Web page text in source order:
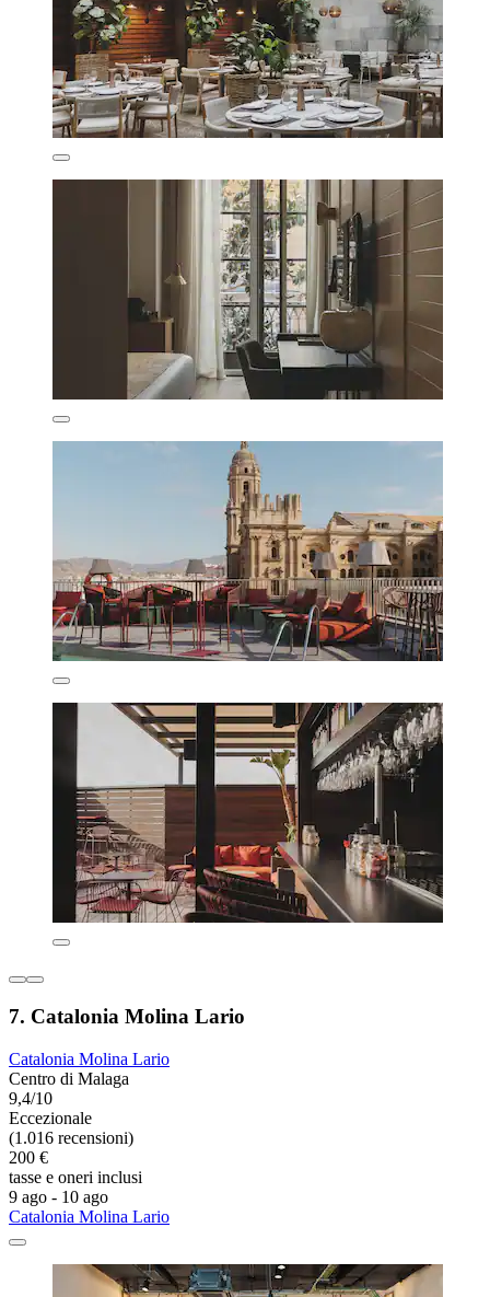
7. Catalonia Molina Lario
Catalonia Molina Lario
Centro di Malaga
9,4/10
Eccezionale
(1.016 recensioni)
200 €
tasse e oneri inclusi
9 ago - 10 ago
Catalonia Molina Lario